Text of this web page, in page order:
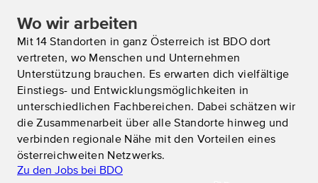
Wo wir arbeiten
Mit 14 Standorten in ganz Österreich ist BDO dort
vertreten, wo Menschen und Unternehmen
Unterstützung brauchen. Es erwarten dich vielfältige
Einstiegs- und Entwicklungsmöglichkeiten in
unterschiedlichen Fachbereichen. Dabei schätzen wir
die Zusammenarbeit über alle Standorte hinweg und
verbinden regionale Nähe mit den Vorteilen eines
österreichweiten Netzwerks.
Zu den Jobs bei BDO